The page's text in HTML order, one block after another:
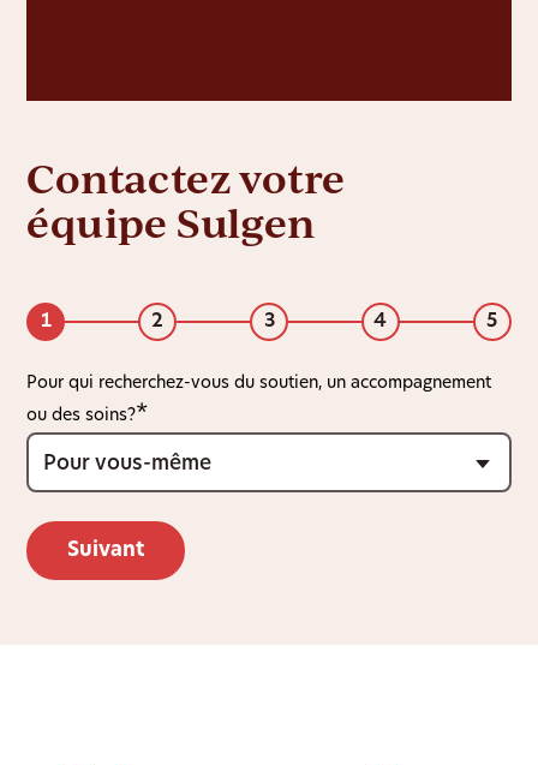
Contactez votre
équipe Sulgen
1 2 3 4 5
Pour qui recherchez-vous du soutien, un accompagnement
ou des soins?